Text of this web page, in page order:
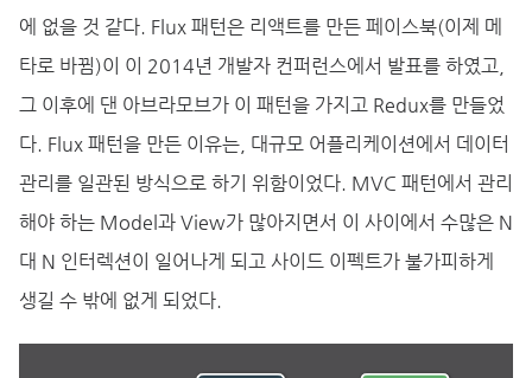
에 없을 것 같다. Flux 패턴은 리액트를 만든 페이스북(이제 메
타로 바뀜)이 이 2014년 개발자 컨퍼런스에서 발표를 하였고,
그 이후에 댄 아브라모브가 이 패턴을 가지고 Redux를 만들었
다. Flux 패턴을 만든 이유는, 대규모 어플리케이션에서 데이터
관리를 일관된 방식으로 하기 위함이었다. MVC 패턴에서 관리
해야 하는 Model과 View가 많아지면서 이 사이에서 수많은 N
대 N 인터렉션이 일어나게 되고 사이드 이펙트가 불가피하게
생길 수 밖에 없게 되었다.